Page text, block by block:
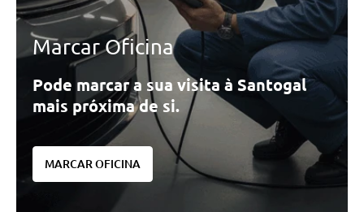
Marcar Oficina
Pode marcar a sua visita à Santogal
mais próxima de si.
MARCAR OFICINA